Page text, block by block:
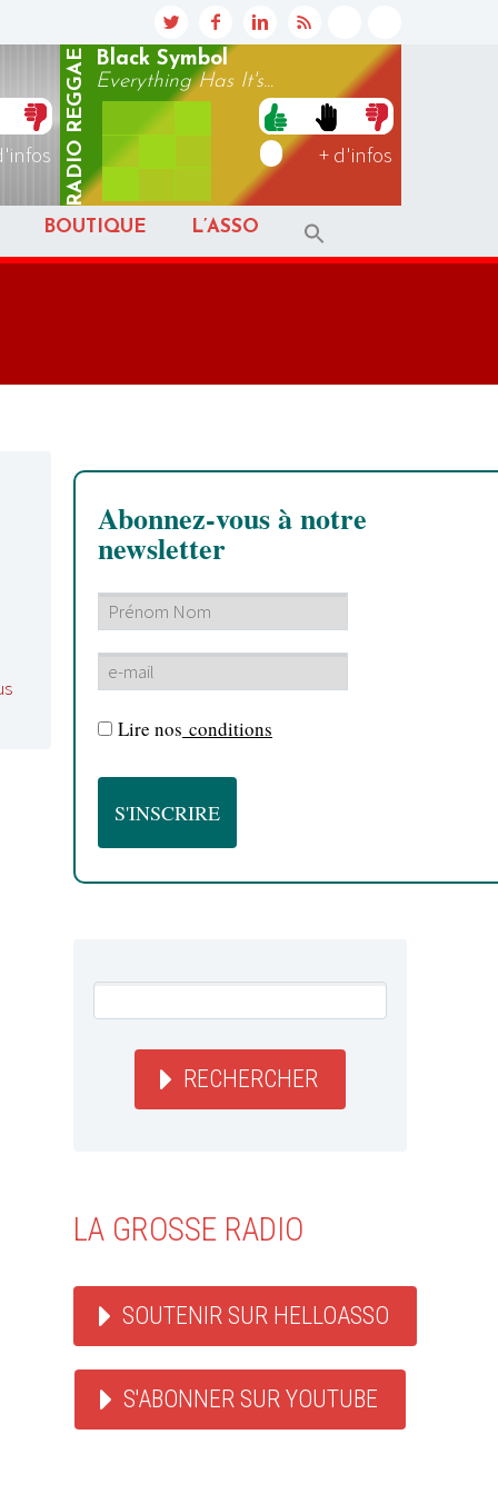
RADIO
REGGAE
Black Symbol
Everything Has It's...
+ d'infos
BOUTIQUE L’ASSO
Abonnez-vous à notre
newsletter
Lire nos conditions
RECHERCHER
LA GROSSE RADIO
SOUTENIR SUR HELLOASSO
S'ABONNER SUR YOUTUBE